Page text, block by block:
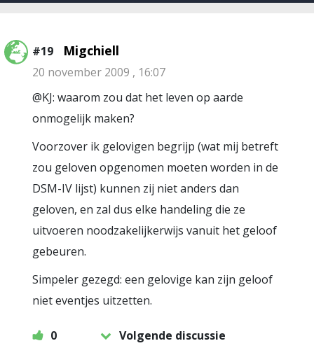
#19 Migchiell
20 november 2009 , 16:07
@KJ: waarom zou dat het leven op aarde
onmogelijk maken?
Voorzover ik gelovigen begrijp (wat mij betreft
zou geloven opgenomen moeten worden in de
DSM-IV lijst) kunnen zij niet anders dan
geloven, en zal dus elke handeling die ze
uitvoeren noodzakelijkerwijs vanuit het geloof
gebeuren.
Simpeler gezegd: een gelovige kan zijn geloof
niet eventjes uitzetten.
0
Volgende discussie